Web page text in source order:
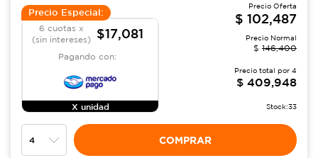
Precio Especial:
6 cuotas x
(sin intereses)
$17,081
Pagando con:
X unidad
Precio Oferta
$ 102,487
Precio Normal
$ 146,400
Precio total por 4
$ 409,948
Stock:33
COMPRAR